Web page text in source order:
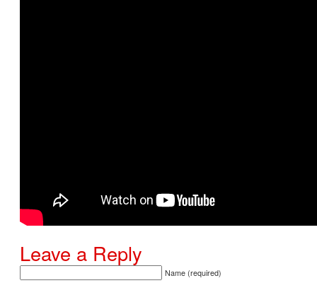
Leave a Reply
Name (required)